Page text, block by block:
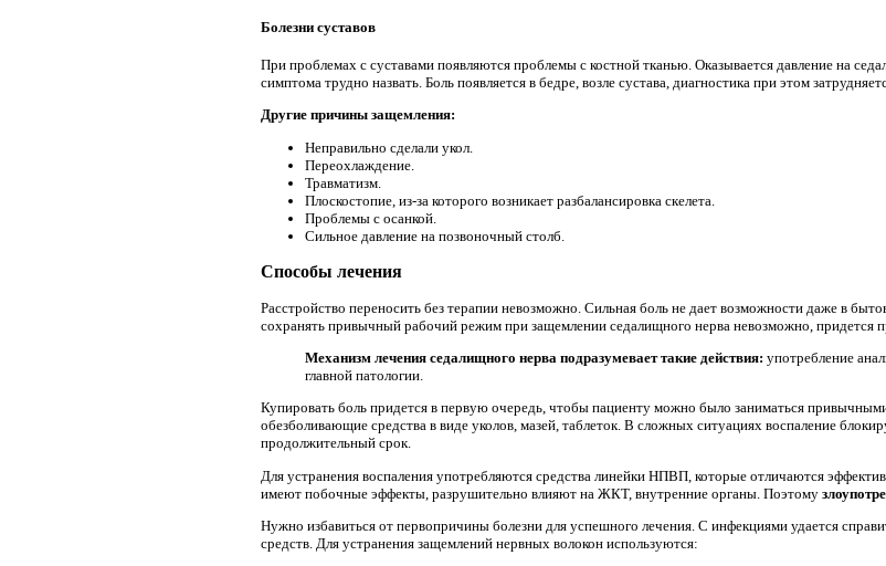
Болезни суставов
При проблемах с суставами появляются проблемы с костной тканью. Оказывается давление на
симптома трудно назвать. Боль появляется в бедре, возле сустава, диагностика при этом
Другие причины защемления:
Неправильно сделали укол.
Переохлаждение.
Травматизм.
Плоскостопие, из-за которого возникает разбалансировка скелета.
Проблемы с осанкой.
Сильное давление на позвоночный столб.
Способы лечения
Расстройство переносить без терапии невозможно. Сильная боль не дает возможности даже в
сохранять привычный рабочий режим при защемлении седалищного нерва невозможно, придется
Механизм лечения седалищного нерва подразумевает такие действия: употребление
главной патологии.
Купировать боль придется в первую очередь, чтобы пациенту можно было заниматься
обезболивающие средства в виде уколов, мазей, таблеток. В сложных ситуациях воспаление
продолжительный срок.
Для устранения воспаления употребляются средства линейки НПВП, которые отличаются
имеют побочные эффекты, разрушительно влияют на ЖКТ, внутренние органы. Поэтому
Нужно избавиться от первопричины болезни для успешного лечения. С инфекциями удается
средств. Для устранения защемлений нервных волокон используются: